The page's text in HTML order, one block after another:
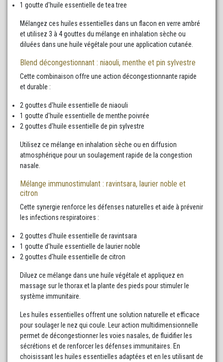
1 goutte d'huile essentielle de tea tree
Mélangez ces huiles essentielles dans un flacon en verre ambré
et utilisez 3 à 4 gouttes du mélange en inhalation sèche ou
diluées dans une huile végétale pour une application cutanée.
Blend décongestionnant : niaouli, menthe et pin sylvestre
Cette combinaison offre une action décongestionnante rapide
et durable :
2 gouttes d'huile essentielle de niaouli
1 goutte d'huile essentielle de menthe poivrée
2 gouttes d'huile essentielle de pin sylvestre
Utilisez ce mélange en inhalation sèche ou en diffusion
atmosphérique pour un soulagement rapide de la congestion
nasale.
Mélange immunostimulant : ravintsara, laurier noble et
citron
Cette synergie renforce les défenses naturelles et aide à prévenir
les infections respiratoires :
2 gouttes d'huile essentielle de ravintsara
1 goutte d'huile essentielle de laurier noble
2 gouttes d'huile essentielle de citron
Diluez ce mélange dans une huile végétale et appliquez en
massage sur le thorax et la plante des pieds pour stimuler le
système immunitaire.
Les huiles essentielles offrent une solution naturelle et efficace
pour soulager le nez qui coule. Leur action multidimensionnelle
permet de décongestionner les voies nasales, de fluidifier les
sécrétions et de renforcer les défenses immunitaires. En
choisissant les huiles essentielles adaptées et en les utilisant de